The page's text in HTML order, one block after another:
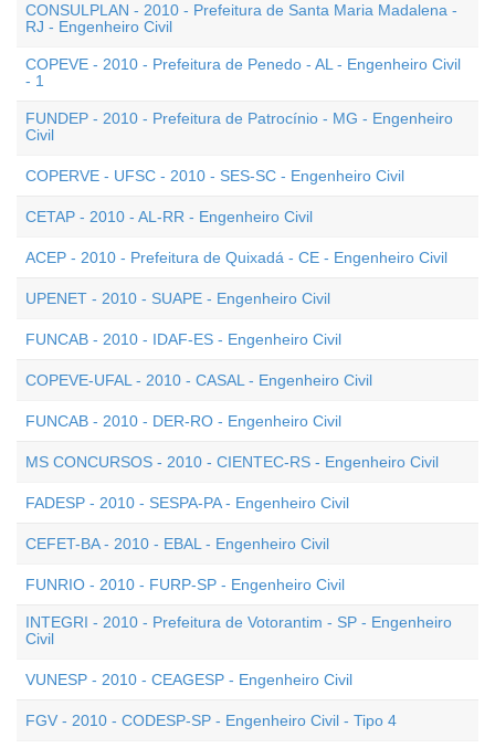
CONSULPLAN - 2010 - Prefeitura de Santa Maria Madalena -
RJ - Engenheiro Civil
COPEVE - 2010 - Prefeitura de Penedo - AL - Engenheiro Civil
- 1
FUNDEP - 2010 - Prefeitura de Patrocínio - MG - Engenheiro
Civil
COPERVE - UFSC - 2010 - SES-SC - Engenheiro Civil
CETAP - 2010 - AL-RR - Engenheiro Civil
ACEP - 2010 - Prefeitura de Quixadá - CE - Engenheiro Civil
UPENET - 2010 - SUAPE - Engenheiro Civil
FUNCAB - 2010 - IDAF-ES - Engenheiro Civil
COPEVE-UFAL - 2010 - CASAL - Engenheiro Civil
FUNCAB - 2010 - DER-RO - Engenheiro Civil
MS CONCURSOS - 2010 - CIENTEC-RS - Engenheiro Civil
FADESP - 2010 - SESPA-PA - Engenheiro Civil
CEFET-BA - 2010 - EBAL - Engenheiro Civil
FUNRIO - 2010 - FURP-SP - Engenheiro Civil
INTEGRI - 2010 - Prefeitura de Votorantim - SP - Engenheiro
Civil
VUNESP - 2010 - CEAGESP - Engenheiro Civil
FGV - 2010 - CODESP-SP - Engenheiro Civil - Tipo 4